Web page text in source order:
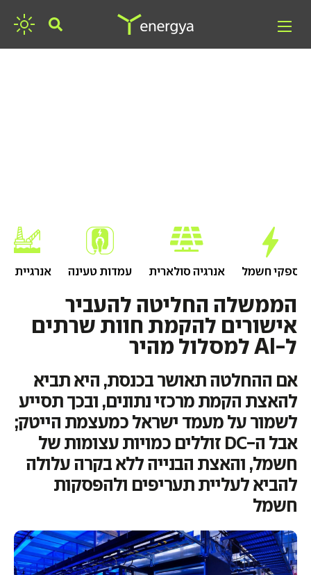
ספקי חשמל אנרגיה סולארית עמדות טעינה אנרגיית גז
הממשלה החליטה להעביר
אישורים להקמת חוות שרתים
ל-AI למסלול מהיר
אם ההחלטה תאושר בכנסת, היא תביא
להאצת הקמת מרכזי נתונים, ובכך תסייע
לשמור על מעמד ישראל כמעצמת הייטק;
אבל ה-DC זוללים כמויות עצומות של
חשמל, והאצת הבנייה ללא בקרה עלולה
להביא לעליית תעריפים ולהפסקות
חשמל